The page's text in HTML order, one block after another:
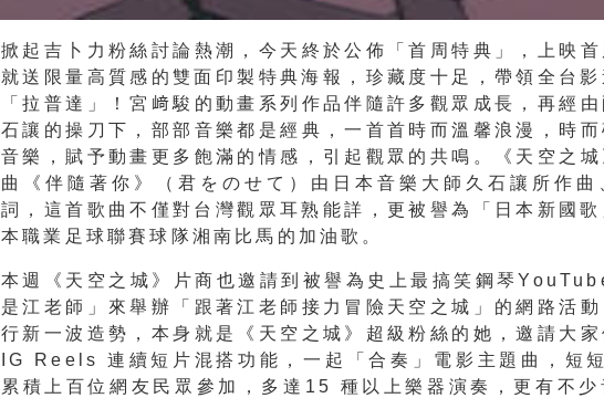
掀起吉卜力粉絲討論熱潮，今天終於公佈「首周特典」，上映
就送限量高質感的雙面印製特典海報，珍藏度十足， 帶領全台影
「拉普達」！宮﨑駿的動畫系列作品伴隨許多 觀眾成長，再經由
石讓的操刀下，部部音樂都是經典，一 首首時而溫馨浪漫，時
音樂，賦予動畫更多飽滿的情感
，引起觀眾的共鳴。《天空之
曲《伴隨著你》（ 君をのせて）由日本音樂大師久石讓所作曲
詞， 這首歌曲不僅對台灣觀眾耳熟能詳，更被譽為「日本新國歌
本職業足球聯賽球隊湘南比馬的加油歌。
本週《天空之城》片商也邀請到被譽為史上最搞笑鋼琴YouTub
是江老師」來舉辦「跟著江老師接力冒險天空之城」 的網路活
行新一波造勢，本身就是《天空之城》超級粉 絲的她，邀請大
IG Reels 連續短片混搭功能，一起「合奏」電影主題曲，短
累積
上百位網友民眾參加，多達15 種以上樂器演奏，更有不少